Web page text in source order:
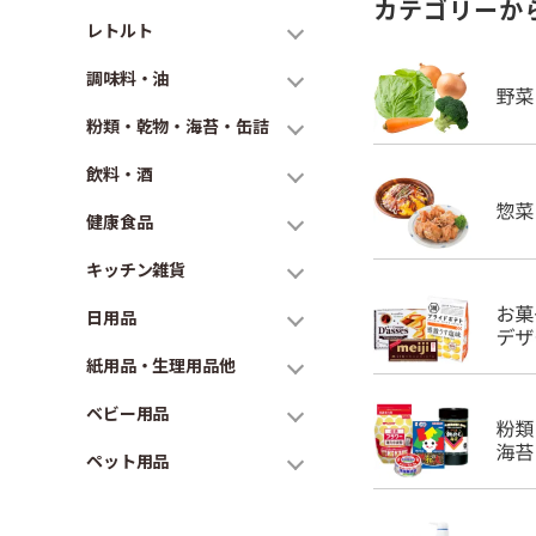
レトルト
調味料・油
粉類・乾物・海苔・缶詰
飲料・酒
健康食品
キッチン雑貨
日用品
紙用品・生理用品他
ベビー用品
ペット用品
カテゴリーか